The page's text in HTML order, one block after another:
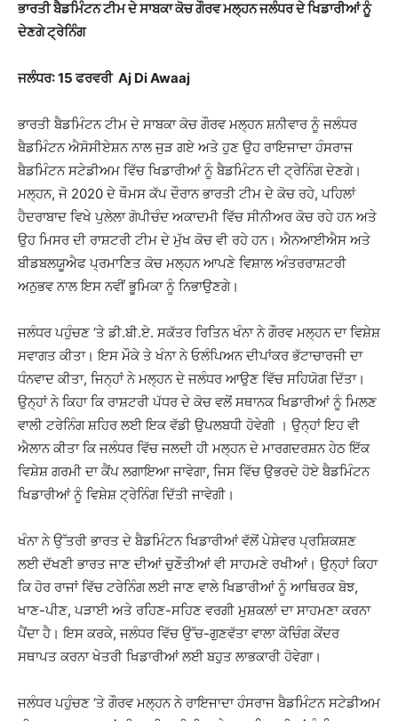
ਭਾਰਤੀ ਬੈਡਮਿੰਟਨ ਟੀਮ ਦੇ ਸਾਬਕਾ ਕੋਚ ਗੌਰਵ ਮਲ੍ਹਨ ਜਲੰਧਰ ਦੇ ਖਿਡਾਰੀਆਂ ਨੂੰ
ਦੇਣਗੇ ਟ੍ਰੇਨਿੰਗ
ਜਲੰਧਰ: 15 ਫਰਵਰੀ Aj Di Awaaj
ਭਾਰਤੀ ਬੈਡਮਿੰਟਨ ਟੀਮ ਦੇ ਸਾਬਕਾ ਕੋਚ ਗੌਰਵ ਮਲ੍ਹਨ ਸ਼ਨੀਵਾਰ ਨੂੰ ਜਲੰਧਰ
ਬੈਡਮਿੰਟਨ ਐਸੋਸੀਏਸ਼ਨ ਨਾਲ ਜੁੜ ਗਏ ਅਤੇ ਹੁਣ ਉਹ ਰਾਇਜਾਦਾ ਹੰਸਰਾਜ
ਬੈਡਮਿੰਟਨ ਸਟੇਡੀਅਮ ਵਿੱਚ ਖਿਡਾਰੀਆਂ ਨੂੰ ਬੈਡਮਿੰਟਨ ਦੀ ਟ੍ਰੇਨਿੰਗ ਦੇਣਗੇ।
ਮਲ੍ਹਨ, ਜੋ 2020 ਦੇ ਥੌਮਸ ਕੱਪ ਦੌਰਾਨ ਭਾਰਤੀ ਟੀਮ ਦੇ ਕੋਚ ਰਹੇ, ਪਹਿਲਾਂ
ਹੈਦਰਾਬਾਦ ਵਿਖੇ ਪੁਲੇਲਾ ਗੋਪੀਚੰਦ ਅਕਾਦਮੀ ਵਿੱਚ ਸੀਨੀਅਰ ਕੋਚ ਰਹੇ ਹਨ ਅਤੇ
ਉਹ ਮਿਸਰ ਦੀ ਰਾਸ਼ਟਰੀ ਟੀਮ ਦੇ ਮੁੱਖ ਕੋਚ ਵੀ ਰਹੇ ਹਨ। ਐਨਆਈਐਸ ਅਤੇ
ਬੀਡਬਲਯੂਐਫ ਪ੍ਰਮਾਣਿਤ ਕੋਚ ਮਲ੍ਹਨ ਆਪਣੇ ਵਿਸ਼ਾਲ ਅੰਤਰਰਾਸ਼ਟਰੀ
ਅਨੁਭਵ ਨਾਲ ਇਸ ਨਵੀਂ ਭੂਮਿਕਾ ਨੂੰ ਨਿਭਾਉਣਗੇ।
ਜਲੰਧਰ ਪਹੁੰਚਣ ‘ਤੇ ਡੀ.ਬੀ.ਏ. ਸਕੱਤਰ ਰਿਤਿਨ ਖੰਨਾ ਨੇ ਗੌਰਵ ਮਲ੍ਹਨ ਦਾ ਵਿਸ਼ੇਸ਼
ਸਵਾਗਤ ਕੀਤਾ। ਇਸ ਮੌਕੇ ਤੇ ਖੰਨਾ ਨੇ ਓਲੰਪਿਅਨ ਦੀਪਾਂਕਰ ਭੱਟਾਚਾਰਜੀ ਦਾ
ਧੰਨਵਾਦ ਕੀਤਾ, ਜਿਨ੍ਹਾਂ ਨੇ ਮਲ੍ਹਨ ਦੇ ਜਲੰਧਰ ਆਉਣ ਵਿੱਚ ਸਹਿਯੋਗ ਦਿੱਤਾ।
ਉਨ੍ਹਾਂ ਨੇ ਕਿਹਾ ਕਿ ਰਾਸ਼ਟਰੀ ਪੱਧਰ ਦੇ ਕੋਚ ਵਲੋਂ ਸਥਾਨਕ ਖਿਡਾਰੀਆਂ ਨੂੰ ਮਿਲਣ
ਵਾਲੀ ਟਰੇਨਿੰਗ ਸ਼ਹਿਰ ਲਈ ਇਕ ਵੱਡੀ ਉਪਲਬਧੀ ਹੋਵੇਗੀ । ਉਨ੍ਹਾਂ ਇਹ ਵੀ
ਐਲਾਨ ਕੀਤਾ ਕਿ ਜਲੰਧਰ ਵਿੱਚ ਜਲਦੀ ਹੀ ਮਲ੍ਹਨ ਦੇ ਮਾਰਗਦਰਸ਼ਨ ਹੇਠ ਇੱਕ
ਵਿਸ਼ੇਸ਼ ਗਰਮੀ ਦਾ ਕੈਂਪ ਲਗਾਇਆ ਜਾਵੇਗਾ, ਜਿਸ ਵਿੱਚ ਉਭਰਦੇ ਹੋਏ ਬੈਡਮਿੰਟਨ
ਖਿਡਾਰੀਆਂ ਨੂੰ ਵਿਸ਼ੇਸ਼ ਟ੍ਰੇਨਿੰਗ ਦਿੱਤੀ ਜਾਵੇਗੀ।
ਖੰਨਾ ਨੇ ਉੱਤਰੀ ਭਾਰਤ ਦੇ ਬੈਡਮਿੰਟਨ ਖਿਡਾਰੀਆਂ ਵੱਲੋਂ ਪੇਸ਼ੇਵਰ ਪ੍ਰਸ਼ਿਕਸ਼ਣ
ਲਈ ਦੱਖਣੀ ਭਾਰਤ ਜਾਣ ਦੀਆਂ ਚੁਣੌਤੀਆਂ ਵੀ ਸਾਹਮਣੇ ਰਖੀਆਂ। ਉਨ੍ਹਾਂ ਕਿਹਾ
ਕਿ ਹੋਰ ਰਾਜਾਂ ਵਿੱਚ ਟਰੇਨਿੰਗ ਲਈ ਜਾਣ ਵਾਲੇ ਖਿਡਾਰੀਆਂ ਨੂੰ ਆਥਿਰਕ ਬੋਝ,
ਖਾਣ-ਪੀਣ, ਪੜਾਈ ਅਤੇ ਰਹਿਣ-ਸਹਿਣ ਵਰਗੀ ਮੁਸ਼ਕਲਾਂ ਦਾ ਸਾਹਮਣਾ ਕਰਨਾ
ਪੈਂਦਾ ਹੈ। ਇਸ ਕਰਕੇ, ਜਲੰਧਰ ਵਿੱਚ ਉੱਚ-ਗੁਣਵੱਤਾ ਵਾਲਾ ਕੋਚਿੰਗ ਕੇਂਦਰ
ਸਥਾਪਤ ਕਰਨਾ ਖੇਤਰੀ ਖਿਡਾਰੀਆਂ ਲਈ ਬਹੁਤ ਲਾਭਕਾਰੀ ਹੋਵੇਗਾ।
ਜਲੰਧਰ ਪਹੁੰਚਣ ‘ਤੇ ਗੌਰਵ ਮਲ੍ਹਨ ਨੇ ਰਾਇਜਾਦਾ ਹੰਸਰਾਜ ਬੈਡਮਿੰਟਨ ਸਟੇਡੀਅਮ